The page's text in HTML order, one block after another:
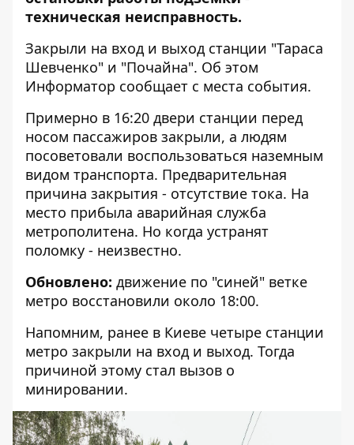
техническая неисправность.
Закрыли на вход и выход станции "Тараса
Шевченко" и "Почайна". Об этом
Информатор сообщает с места события.
Примерно в 16:20 двери станции перед
носом пассажиров закрыли, а людям
посоветовали воспользоваться наземным
видом транспорта. Предварительная
причина закрытия - отсутствие тока. На
место прибыла аварийная служба
метрополитена. Но когда устранят
поломку - неизвестно.
Обновлено: движение по "синей" ветке
метро восстановили около 18:00.
Напомним, ранее в Киеве четыре станции
метро закрыли на вход и выход. Тогда
причиной этому стал вызов о
минировании.